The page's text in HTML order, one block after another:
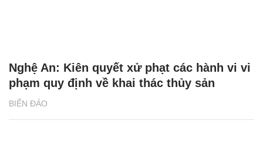
BIỂN ĐẢO
Nghệ An: Kiên quyết xử phạt các hành vi vi
phạm quy định về khai thác thủy sản